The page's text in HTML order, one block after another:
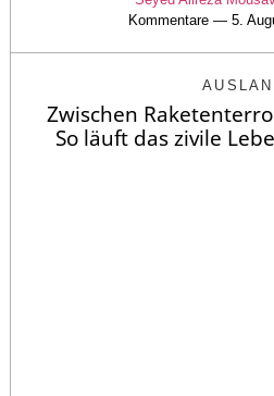
Kommentare — 5.
Zwischen
So läuft das zivile